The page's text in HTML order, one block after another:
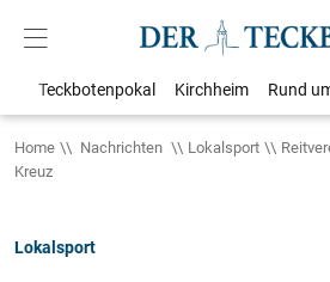
Teckbotenpokal Kirchheim Rund
Home Nachrichten Lokalsport
Kreuz
Lokalsport